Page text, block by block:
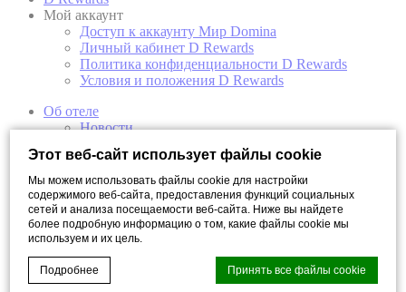
Этот веб-сайт использует файлы cookie
Мы можем использовать файлы cookie для настройки
содержимого веб-сайта, предоставления функций социальных
сетей и анализа посещаемости веб-сайта. Ниже вы найдете
более подробную информацию о том, какие файлы cookie мы
используем и их цель.
Подробнее Принять все файлы cookie
Мой аккаунт
Доступ к аккаунту Мир Domina
Личный кабинет D Rewards
Политика конфиденциальности D Rewards
Условия и положения D Rewards
Об отеле
Новости
Награды отеля
Арт-галерея
Откройте свой Санкт-Петербург
Номера
Мансарда
Супериор
Супериор с видом на реку
Двухуровневый полулюкс с видом на реку